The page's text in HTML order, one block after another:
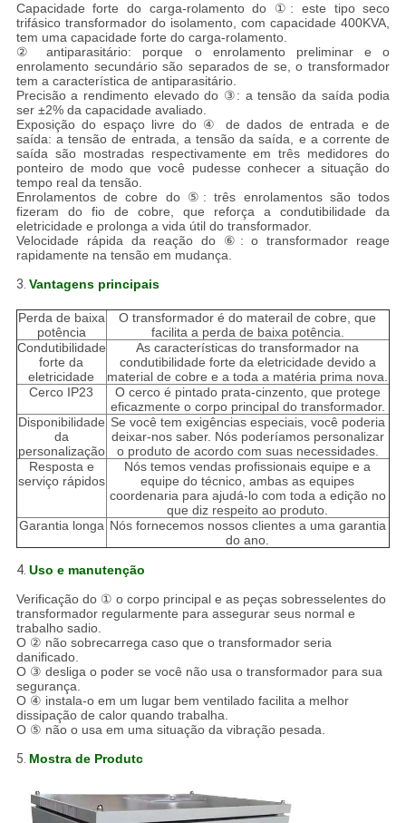
Capacidade forte do carga-rolamento do ①: este tipo seco
trifásico transformador do isolamento, com capacidade 400KVA,
tem uma capacidade forte do carga-rolamento.
② antiparasitário: porque o enrolamento preliminar e o
enrolamento secundário são separados de se, o transformador
tem a característica de antiparasitário.
Precisão a rendimento elevado do ③: a tensão da saída podia
ser ±2% da capacidade avaliado.
Exposição do espaço livre do ④ de dados de entrada e de
saída: a tensão de entrada, a tensão da saída, e a corrente de
saída são mostradas respectivamente em três medidores do
ponteiro de modo que você pudesse conhecer a situação do
tempo real da tensão.
Enrolamentos de cobre do ⑤: três enrolamentos são todos
fizeram do fio de cobre, que reforça a condutibilidade da
eletricidade e prolonga a vida útil do transformador.
Velocidade rápida da reação do ⑥: o transformador reage
rapidamente na tensão em mudança.
3. Vantagens principais
Perda de baixa
potência
O transformador é do materail de cobre, que
facilita a perda de baixa potência.
Condutibilidade
forte da
eletricidade
As características do transformador na
condutibilidade forte da eletricidade devido a
material de cobre e a toda a matéria prima nova.
Cerco IP23
O cerco é pintado prata-cinzento, que protege
eficazmente o corpo principal do transformador.
Disponibilidade
da
personalização
Se você tem exigências especiais, você poderia
deixar-nos saber. Nós poderíamos personalizar
o produto de acordo com suas necessidades.
Resposta e
serviço rápidos
Nós temos vendas profissionais equipe e a
equipe do técnico, ambas as equipes
coordenaria para ajudá-lo com toda a edição no
que diz respeito ao produto.
Garantia longa Nós fornecemos nossos clientes a uma garantia
do ano.
4. Uso e manutenção
Verificação do ① o corpo principal e as peças sobresselentes do
transformador regularmente para assegurar seus normal e
trabalho sadio.
O ② não sobrecarrega caso que o transformador seria
danificado.
O ③ desliga o poder se você não usa o transformador para sua
segurança.
O ④ instala-o em um lugar bem ventilado facilita a melhor
dissipação de calor quando trabalha.
O ⑤ não o usa em uma situação da vibração pesada.
5. Mostra de Produtc